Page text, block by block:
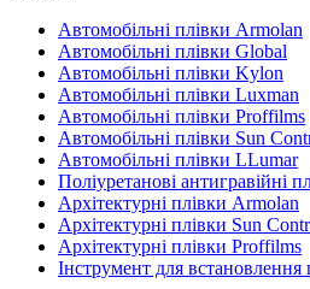
Автомобільні плівки Armolan
Автомобільні плівки Global
Автомобільні плівки Kylon
Автомобільні плівки Luxman
Автомобільні плівки Proffilms
Автомобільні плівки Sun
Автомобільні плівки LLumar
Поліуретанові антигравійні
Архітектурні плівки Armolan
Архітектурні плівки Sun
Архітектурні плівки Proffilms
Інструмент для встановлення